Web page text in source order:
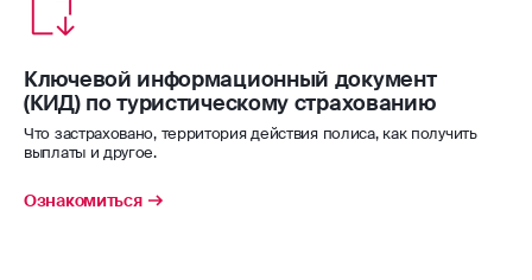
водные лыжи
водное поло
уверенности в поездке.
Страховая сумма – 50 000 $/€.
Ключевой информационный документ
(КИД) по туристическому страхованию
Что застраховано, территория действия полиса, как получить
выплаты и другое.
Ознакомиться